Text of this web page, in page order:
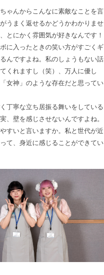
ちゃんからこんなに素敵なことを言
うまく返せるかどうかわかりませ
とにかく雰囲気が好きなんです！
に入ったときの笑い方がすごくギ
んですよね。私のしょうもない話
くれますし（笑）、万人に優し
女神」のような存在だと思ってい
丁寧な立ち居振る舞いをしている
、壁を感じさせないんですよね。
すいと言いますか。私と世代が近
て、身近に感じることができてい